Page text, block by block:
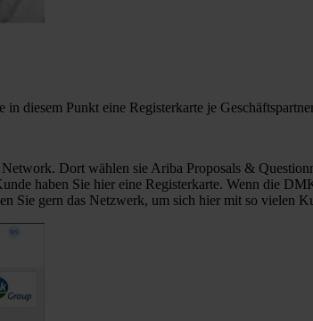
diesem Punkt eine Registerkarte je
Dort wählen sie Ariba Proposals &
haben Sie hier eine Registerkarte. Wenn die
Sie gern das Netzwerk, um sich hier mit so vielen